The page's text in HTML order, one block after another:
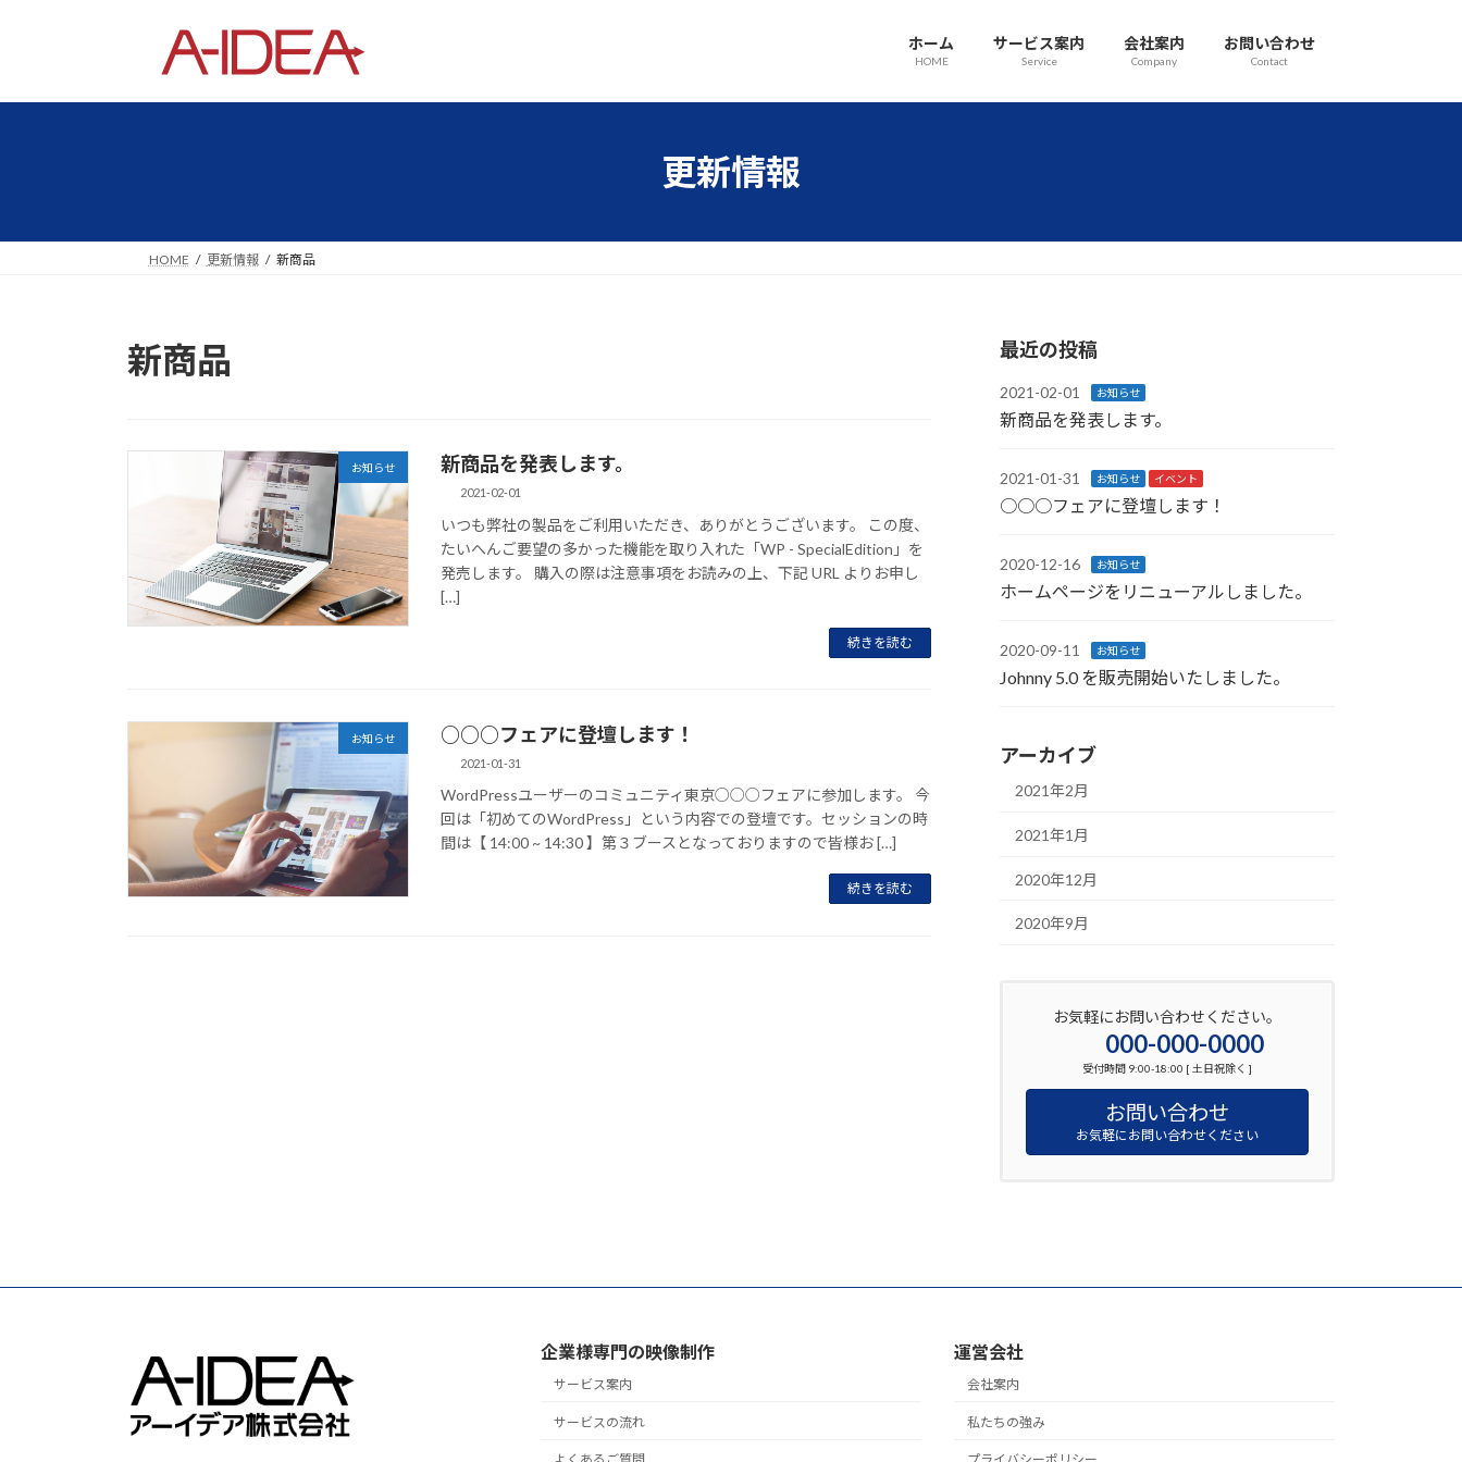
プ
動
ホーム
HOME
サービス案内
Service
会社案内
Company
お問い合わせ
Contact
更新情報
HOME 更新情報 新商品
新商品
お知らせ 新商品を発表します。
2021-02-01
いつも弊社の製品をご利用いただき、ありがとうございます。 この度、
たいへんご要望の多かった機能を取り入れた「WP - SpecialEdition」を
発売します。 購入の際は注意事項をお読みの上、下記 URL よりお申し
[…]
続きを読む
お知らせ ○○○フェアに登壇します！
2021-01-31
WordPressユーザーのコミュニティ東京○○○フェアに参加します。 今
回は「初めてのWordPress」という内容での登壇です。セッションの時
間は【 14:00 ~ 14:30 】第３ブースとなっておりますので皆様お […]
続きを読む
最近の投稿
2021-02-01 お知らせ
新商品を発表します。
2021-01-31 お知らせ イベント
○○○フェアに登壇します！
2020-12-16 お知らせ
ホームページをリニューアルしました。
2020-09-11 お知らせ
Johnny 5.0 を販売開始いたしました。
アーカイブ
2021年2月
2021年1月
2020年12月
2020年9月
お気軽にお問い合わせください。
000-000-0000
受付時間 9:00-18:00 [ 土日祝除く ]
お問い合わせ
お気軽にお問い合わせください
企業様専門の映像制作
サービス案内
サービスの流れ
運営会社
会社案内
私たちの強み